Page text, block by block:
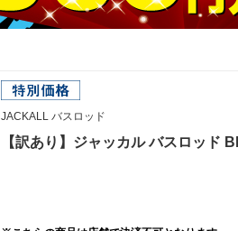
JACKALL バスロッド
【訳あり】ジャッカル バスロッド